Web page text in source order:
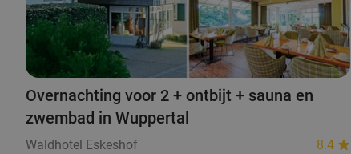
Overnachting voor 2 + ontbijt + sauna en
zwembad in Wuppertal
Waldhotel Eskeshof
8.4